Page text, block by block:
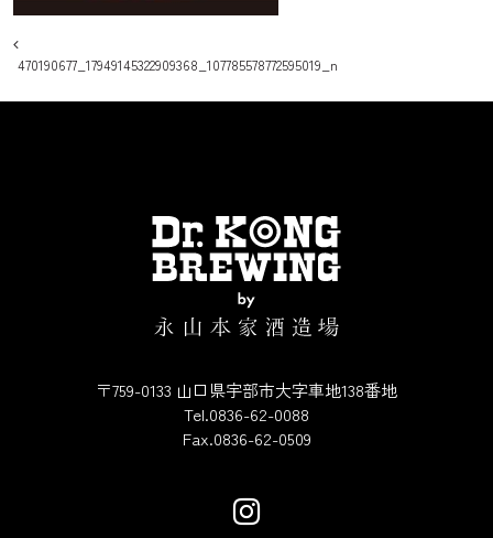
投稿ナビゲーション
470190677_17949145322909368_107785578772595019_n
〒759-0133 山口県宇部市大字車地138番地
Tel.0836-62-0088
Fax.0836-62-0509